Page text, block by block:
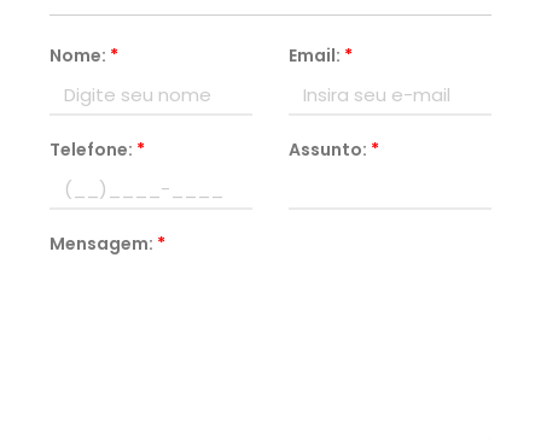
Nome: * Email: *
Telefone: * Assunto: *
Mensagem: *